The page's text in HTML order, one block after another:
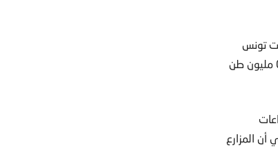
تونس
تستهلك قبل سنة 2010، 2.5 مليون طن من القمح والآن أصبح الاستهلاك في حدود 3.4 مليون طن، أي أن 0.9 مليون طن
ألف هكتار، وهو ما يعني أن المزارع